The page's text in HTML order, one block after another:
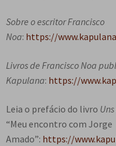
Sobre o escritor Francisco
Noa: https://
Livros de Francisco Noa
Kapulana: https://
Leia o prefácio do livro
“Meu encontro com Jorge
Amado”: https://